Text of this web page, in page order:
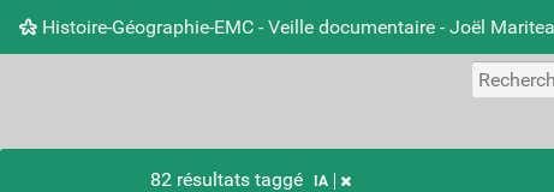
Histoire-Géographie-EMC - Veille documentaire - Joël
82 résultats taggé IA